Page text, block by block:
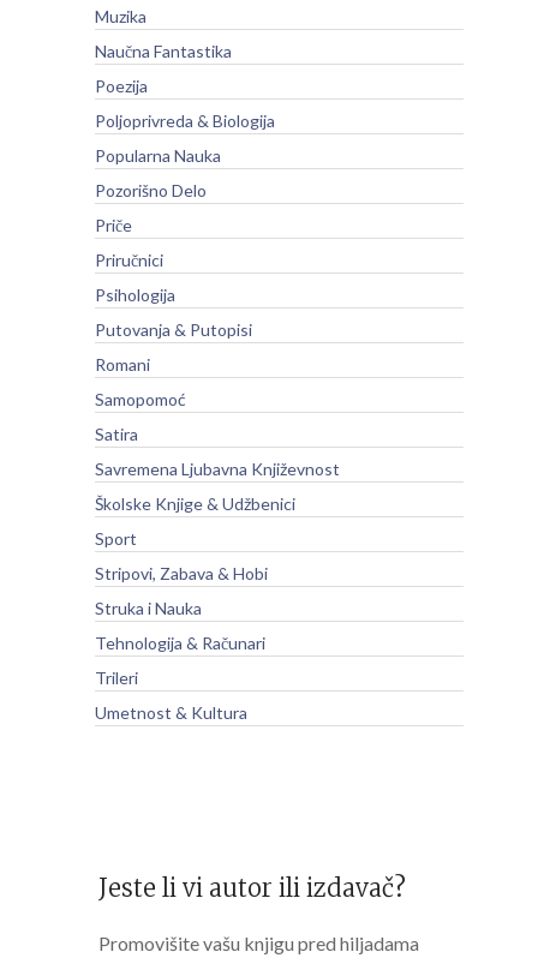
Muzika
Naučna Fantastika
Poezija
Poljoprivreda & Biologija
Popularna Nauka
Pozorišno Delo
Priče
Priručnici
Psihologija
Putovanja & Putopisi
Romani
Samopomoć
Satira
Savremena Ljubavna Književnost
Školske Knjige & Udžbenici
Sport
Stripovi, Zabava & Hobi
Struka i Nauka
Tehnologija & Računari
Trileri
Umetnost & Kultura
Jeste li vi autor ili izdavač?
Promovišite vašu knjigu pred hiljadama